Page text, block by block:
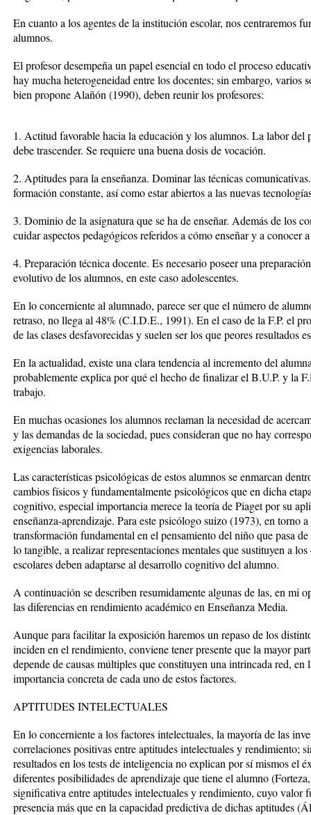
En cuanto a los agentes de la institución escolar, nos centraremos
alumnos.
El profesor desempeña un papel esencial en todo el proceso
hay mucha heterogeneidad entre los docentes; sin embargo, varios
bien propone Alañón (1990), deben reunir los profesores:
1. Actitud favorable hacia la educación y los alumnos. La labor del
debe trascender. Se requiere una buena dosis de vocación.
2. Aptitudes para la enseñanza. Dominar las técnicas
formación constante, así como estar abiertos a las nuevas
3. Dominio de la asignatura que se ha de enseñar. Además de los
cuidar aspectos pedagógicos referidos a cómo enseñar y a conocer
4. Preparación técnica docente. Es necesario poseer una
evolutivo de los alumnos, en este caso adolescentes.
En lo concerniente al alumnado, parece ser que el número de
retraso, no llega al 48% (C.I.D.E., 1991). En el caso de la F.P. el
de las clases desfavorecidas y suelen ser los que peores resultados
En la actualidad, existe una clara tendencia al incremento del
probablemente explica por qué el hecho de finalizar el B.U.P. y la
trabajo.
En muchas ocasiones los alumnos reclaman la necesidad de
y las demandas de la sociedad, pues consideran que no hay
exigencias laborales.
Las características psicológicas de estos alumnos se enmarcan
cambios físicos y fundamentalmente psicológicos que en dicha
cognitivo, especial importancia merece la teoría de Piaget por su
enseñanza-aprendizaje. Para este psicólogo suizo (1973), en torno
transformación fundamental en el pensamiento del niño que pasa
lo tangible, a realizar representaciones mentales que sustituyen a
escolares deben adaptarse al desarrollo cognitivo del alumno.
A continuación se describen resumidamente algunas de las, en mi
las diferencias en rendimiento académico en Enseñanza Media.
Aunque para facilitar la exposición haremos un repaso de los
inciden en el rendimiento, conviene tener presente que la mayor
depende de causas múltiples que constituyen una intrincada red,
importancia concreta de cada uno de estos factores.
APTITUDES INTELECTUALES
En lo concerniente a los factores intelectuales, la mayoría de las
correlaciones positivas entre aptitudes intelectuales y rendimiento;
resultados en los tests de inteligencia no explican por sí mismos el
diferentes posibilidades de aprendizaje que tiene el alumno
significativa entre aptitudes intelectuales y rendimiento, cuyo valor
presencia más que en la capacidad predictiva de dichas aptitudes